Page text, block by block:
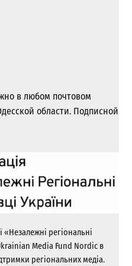
в любом почтовом
области. Подписной
«Незалежні регіональні
Media Fund Nordic в
регіональних медіа.